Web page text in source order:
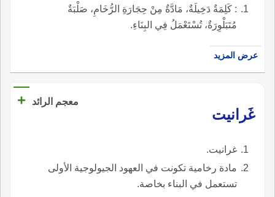
: كَلِمَةٌ دَخِيلَةٌ، مَادَّةٌ مِنْ حِجَارَةِ الرُّخَامِ، صَلْبَةٌ
مُتَبَلْوِرَةٌ، تُسْتَعْمَلُ فِي البِنَاءِ.
عرض المزيد
معجم الرائد
+
غَرانيت
غرانيت.
مادة رخامية تكونت في العهود الجيولوجية الأولى
تستعمل في البناء بخاصة.